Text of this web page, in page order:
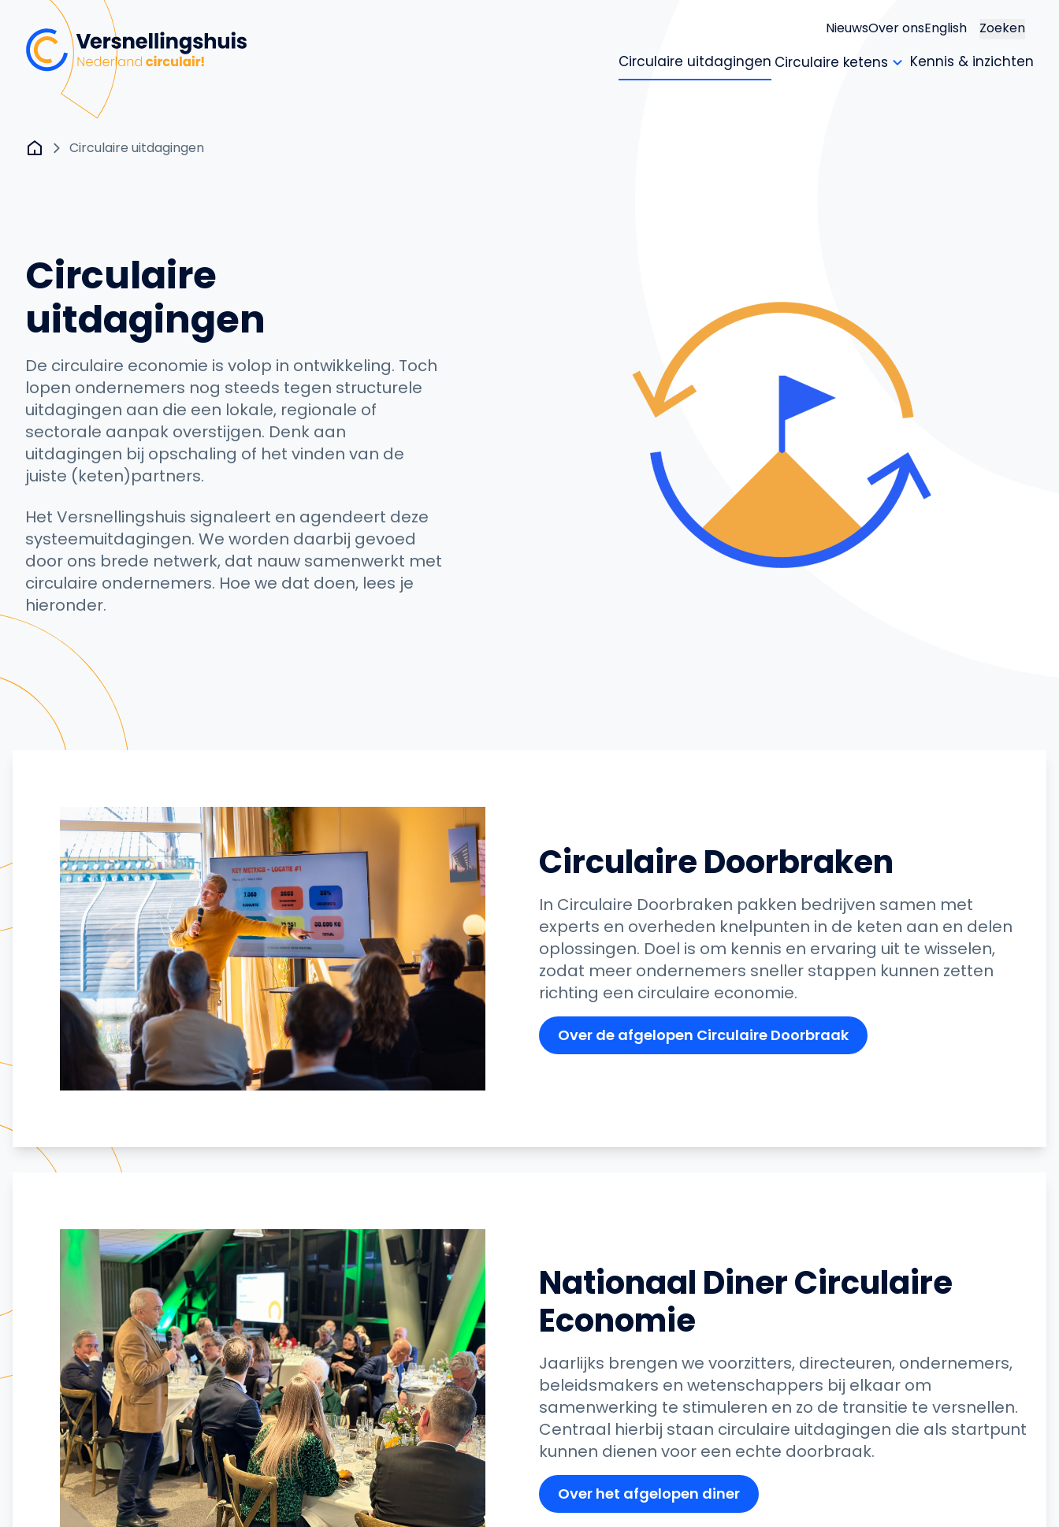
NieuwsOver onsEnglish Zoeken
Circulaire uitdagingen Circulaire ketens Kennis & inzichten
Circulaire uitdagingen
Circulaire
uitdagingen
De circulaire economie is volop in ontwikkeling. Toch
lopen ondernemers nog steeds tegen structurele
uitdagingen aan die een lokale, regionale of
sectorale aanpak overstijgen. Denk aan
uitdagingen bij opschaling of het vinden van de
juiste (keten)partners.
Het Versnellingshuis signaleert en agendeert deze
systeemuitdagingen. We worden daarbij gevoed
door ons brede netwerk, dat nauw samenwerkt met
circulaire ondernemers. Hoe we dat doen, lees je
hieronder.
Circulaire Doorbraken
In Circulaire Doorbraken pakken bedrijven samen met
experts en overheden knelpunten in de keten aan en delen
oplossingen. Doel is om kennis en ervaring uit te wisselen,
zodat meer ondernemers sneller stappen kunnen zetten
richting een circulaire economie.
Over de afgelopen Circulaire Doorbraak
Nationaal Diner Circulaire
Economie
Jaarlijks brengen we voorzitters, directeuren, ondernemers,
beleidsmakers en wetenschappers bij elkaar om
samenwerking te stimuleren en zo de transitie te versnellen.
Centraal hierbij staan circulaire uitdagingen die als startpunt
kunnen dienen voor een echte doorbraak.
Over het afgelopen diner